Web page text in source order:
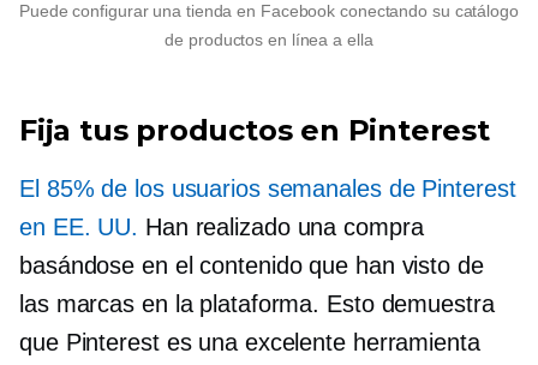
Puede configurar una tienda en Facebook conectando su catálogo
de productos en línea a ella
Fija tus productos en Pinterest
El 85% de los usuarios semanales de Pinterest
en EE. UU. Han realizado una compra
basándose en el contenido que han visto de
las marcas en la plataforma. Esto demuestra
que Pinterest es una excelente herramienta